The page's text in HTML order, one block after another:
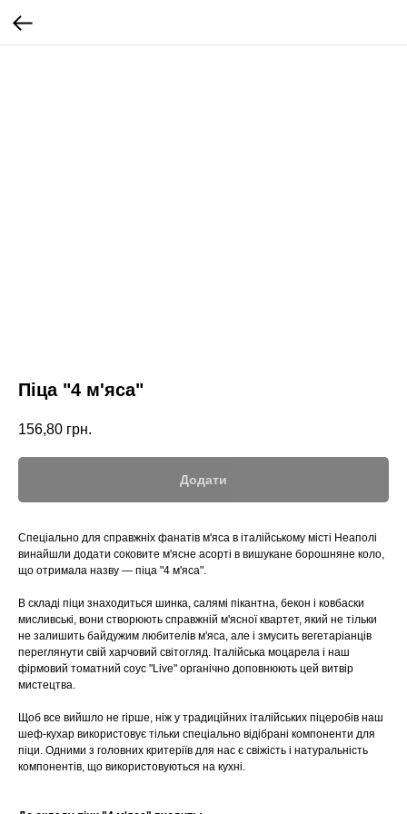
Піца "4 м'яса"
156,80 грн.
Додати
Спеціально для справжніх фанатів м'яса в італійському місті Неаполі
винайшли додати соковите м'ясне асорті в вишукане борошняне коло,
що отримала назву — піца "4 м'яса".
В складі піци знаходиться шинка, салямі пікантна, бекон і ковбаски
мисливські, вони створюють справжній м'ясної квартет, який не тільки
не залишить байдужим любителів м'яса, але і змусить вегетаріанців
переглянути свій харчовий світогляд. Італійська моцарела і наш
фірмовий томатний соус "Live" органічно доповнюють цей витвір
мистецтва.
Щоб все вийшло не гірше, ніж у традиційних італійських піцеробів наш
шеф-кухар використовує тільки спеціально відібрані компоненти для
піци. Одними з головних критеріїв для нас є свіжість і натуральність
компонентів, що використовуються на кухні.